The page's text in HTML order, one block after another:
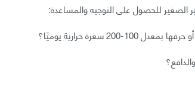
الصغير للحصول على التوجيه والمساعدة:
سعرة حرارية يوميًا؟